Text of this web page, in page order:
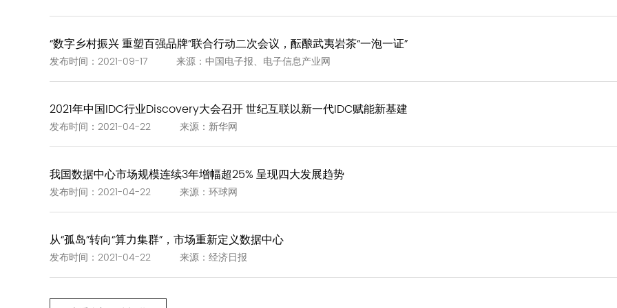
“数字乡村振兴 重塑百强品牌”联合行动二次会议，酝酿武夷岩茶“一泡一证”
发布时间：2021-09-17 来源：中国电子报、电子信息产业网
2021年中国IDC行业Discovery大会召开 世纪互联以新一代IDC赋能新基建
发布时间：2021-04-22 来源：新华网
我国数据中心市场规模连续3年增幅超25% 呈现四大发展趋势
发布时间：2021-04-22 来源：环球网
从“孤岛”转向“算力集群”，市场重新定义数据中心
发布时间：2021-04-22 来源：经济日报